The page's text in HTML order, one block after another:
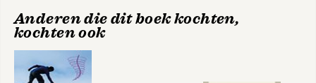
The Luck Factor
briljant missieplan bedacht waarmee het project werd gered,
en waarin we ontdekken hoe je onwereldse ideeën kunt
3 ‘We wisten niet dat het niet kon’ 69
Anderen die dit boek kochten,
kochten ook